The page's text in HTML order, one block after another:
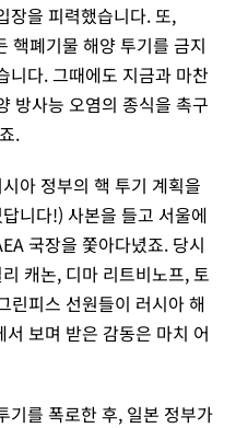
장을 피력했습니다. 또,
핵폐기물 해양 투기를 금지
니다. 그때에도 지금과 마찬
방사능 오염의 종식을 촉구
.
아 정부의 핵 투기 계획을
니다!) 사본을 들고 서울에
국장을 쫓아다녔죠. 당시
캐논, 디마 리트비노프, 토
린피스 선원들이 러시아 해
보며 받은 감동은 마치 어
기를 폭로한 후, 일본 정부가